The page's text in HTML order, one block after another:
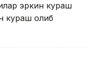
эркин кураш
кураш олиб